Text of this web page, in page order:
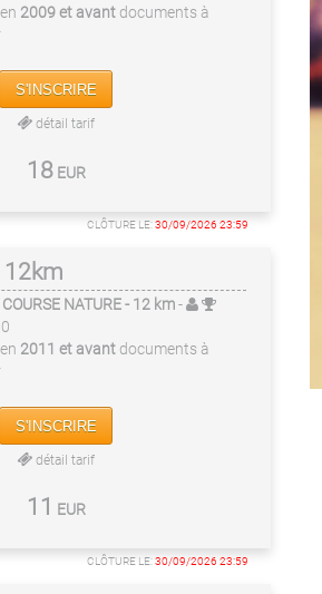
2009 et avant documents à
S'INSCRIRE
détail tarif
18 EUR
CLÔTURE LE:30/09/2026 23:59
12km
NATURE- 12 km-
2011 et avant documents à
S'INSCRIRE
détail tarif
11 EUR
CLÔTURE LE:30/09/2026 23:59